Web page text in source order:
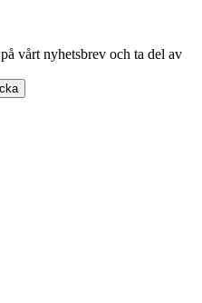
vårt nyhetsbrev och ta del av